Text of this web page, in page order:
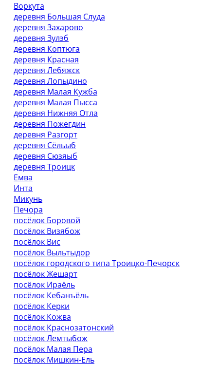
Воркута
деревня Большая Слуда
деревня Захарово
деревня Зулэб
деревня Коптюга
деревня Красная
деревня Лебяжск
деревня Лопыдино
деревня Малая Кужба
деревня Малая Пысса
деревня Нижняя Отла
деревня Пожегдин
деревня Разгорт
деревня Сёльыб
деревня Сюзяыб
деревня Троицк
Емва
Инта
Микунь
Печора
посёлок Боровой
посёлок Визябож
посёлок Вис
посёлок Выльтыдор
посёлок городского типа Троицко-Печорск
посёлок Жешарт
посёлок Ираёль
посёлок Кебанъёль
посёлок Керки
посёлок Кожва
посёлок Краснозатонский
посёлок Лемтыбож
посёлок Малая Пера
посёлок Мишкин-Ель